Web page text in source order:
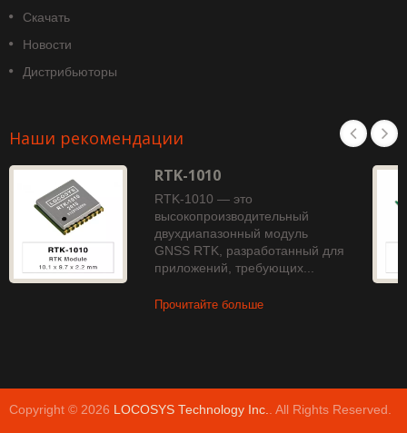
Скачать
Новости
Дистрибьюторы
Наши рекомендации
RTK-1010
RTK-1010 — это
высокопроизводительный
двухдиапазонный модуль
GNSS RTK, разработанный для
приложений, требующих...
Прочитайте больше
Copyright © 2026 LOCOSYS Technology Inc.. All Rights Reserved.